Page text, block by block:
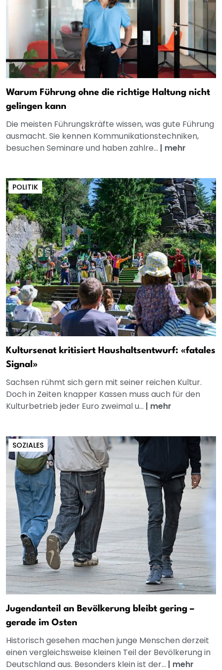
Warum Führung ohne die richtige Haltung nicht
gelingen kann
Die meisten Führungskräfte wissen, was gute Führung
ausmacht. Sie kennen Kommunikationstechniken,
besuchen Seminare und haben zahlre... | mehr
POLITIK
Kultursenat kritisiert Haushaltsentwurf: «fatales
Signal»
Sachsen rühmt sich gern mit seiner reichen Kultur.
Doch in Zeiten knapper Kassen muss auch für den
Kulturbetrieb jeder Euro zweimal u... | mehr
SOZIALES
Jugendanteil an Bevölkerung bleibt gering –
gerade im Osten
Historisch gesehen machen junge Menschen derzeit
einen vergleichsweise kleinen Teil der Bevölkerung in
Deutschland aus. Besonders klein ist der... | mehr